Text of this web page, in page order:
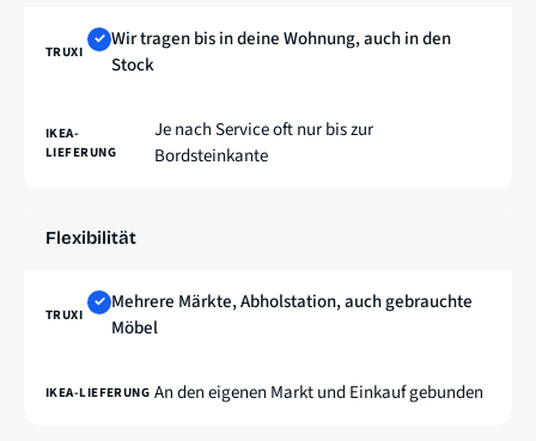
✓ Wir tragen bis in deine Wohnung, auch in den
Stock
Je nach Service oft nur bis zur
Bordsteinkante
Flexibilität
✓ Mehrere Märkte, Abholstation, auch gebrauchte
Möbel
An den eigenen Markt und Einkauf gebunden